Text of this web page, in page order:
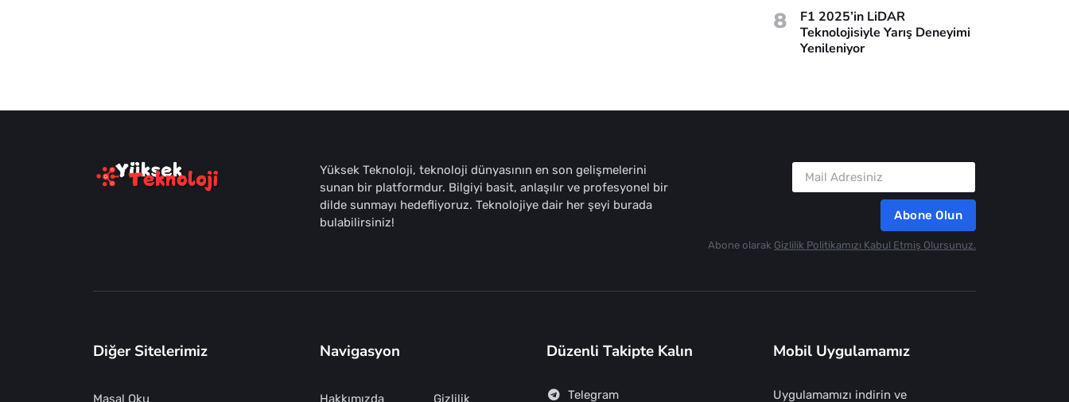
8
F1 2025’in LiDAR
Teknolojisiyle Yarış Deneyimi
Yenileniyor
Yüksek Teknoloji, teknoloji dünyasının en son gelişmelerini
sunan bir platformdur. Bilgiyi basit, anlaşılır ve profesyonel bir
dilde sunmayı hedefliyoruz. Teknolojiye dair her şeyi burada
bulabilirsiniz!
Abone Olun
Abone olarak Gizlilik Politikamızı Kabul Etmiş Olursunuz.
Diğer Sitelerimiz
Masal Oku
Navigasyon
Hakkımızda Gizlilik
Düzenli Takipte Kalın
Telegram
Mobil Uygulamamız
Uygulamamızı indirin ve